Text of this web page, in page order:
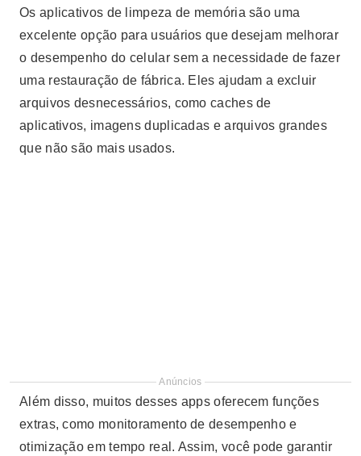
Os aplicativos de limpeza de memória são uma
excelente opção para usuários que desejam melhorar
o desempenho do celular sem a necessidade de fazer
uma restauração de fábrica. Eles ajudam a excluir
arquivos desnecessários, como caches de
aplicativos, imagens duplicadas e arquivos grandes
que não são mais usados.
Anúncios
Além disso, muitos desses apps oferecem funções
extras, como monitoramento de desempenho e
otimização em tempo real. Assim, você pode garantir